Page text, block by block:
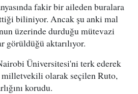
fakir bir aileden buralara
biliniyor. Ancak şu anki mal
üzerinde durduğu mütevazi
görüldüğü aktarılıyor.
Üniversitesi'ni terk ederek
milletvekili olarak seçilen Ruto,
korudu.